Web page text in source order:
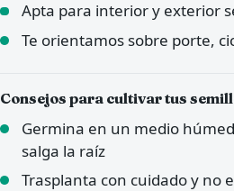
Apta para interior y exterior
Te orientamos sobre porte,
Consejos para cultivar tus
Germina en un medio
salga la raíz
Trasplanta con cuidado y no